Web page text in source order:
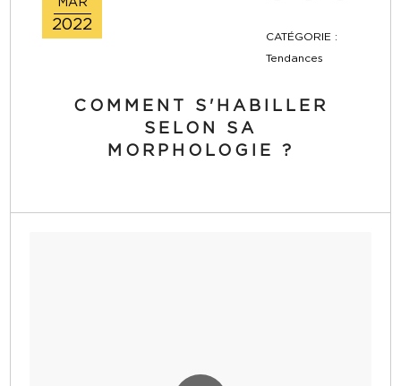
2022
CATÉGORIE :
Tendances
COMMENT S'HABILLER
SELON SA
MORPHOLOGIE ?